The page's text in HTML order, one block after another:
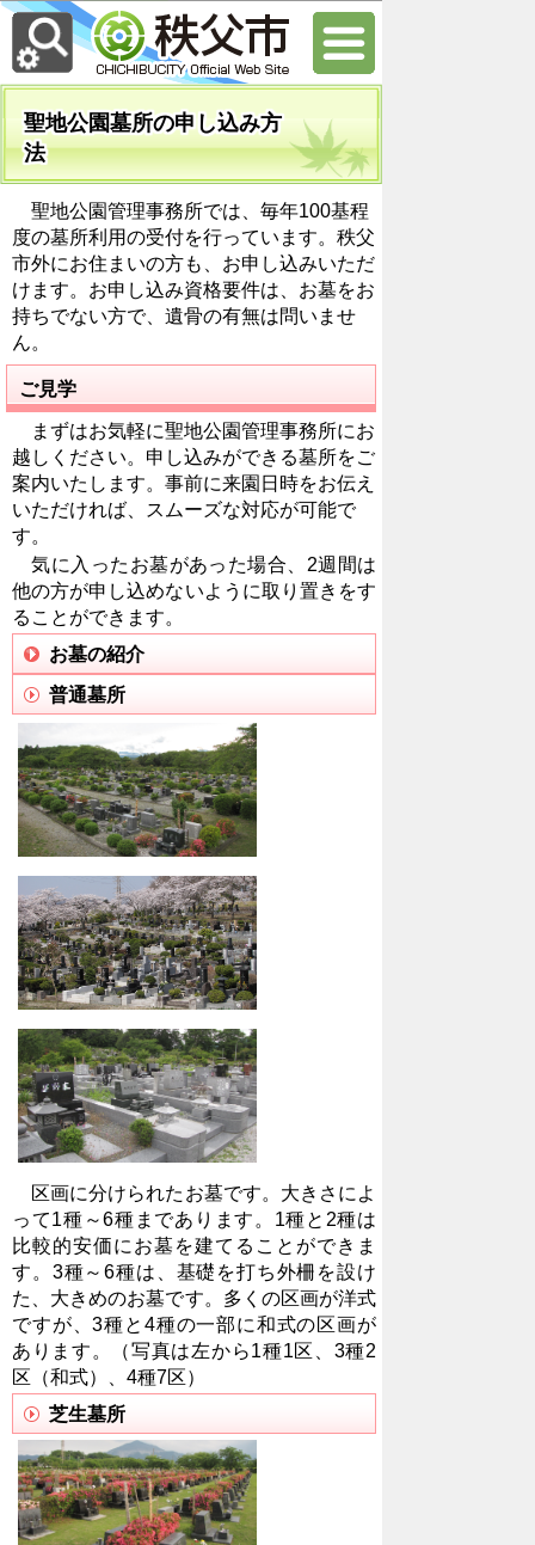
聖地公園墓所の申し込み方
法
聖地公園管理事務所では、毎年100基程
度の墓所利用の受付を行っています。秩父
市外にお住まいの方も、お申し込みいただ
けます。お申し込み資格要件は、お墓をお
持ちでない方で、遺骨の有無は問いませ
ん。
ご見学
まずはお気軽に聖地公園管理事務所にお
越しください。申し込みができる墓所をご
案内いたします。事前に来園日時をお伝え
いただければ、スムーズな対応が可能で
す。
気に入ったお墓があった場合、2週間は
他の方が申し込めないように取り置きをす
ることができます。
お墓の紹介
普通墓所
区画に分けられたお墓です。大きさによ
って1種～6種まであります。1種と2種は
比較的安価にお墓を建てることができま
す。3種～6種は、基礎を打ち外柵を設け
た、大きめのお墓です。多くの区画が洋式
ですが、3種と4種の一部に和式の区画が
あります。（写真は左から1種1区、3種2
区（和式）、4種7区）
芝生墓所